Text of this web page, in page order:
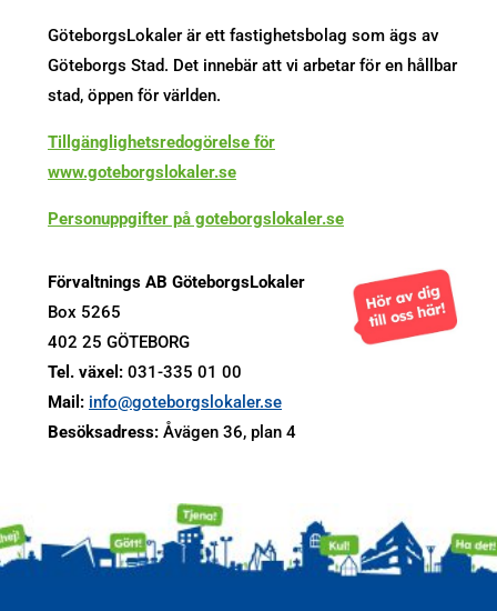
GöteborgsLokaler är ett fastighetsbolag som ägs av
Göteborgs Stad. Det innebär att vi arbetar för en hållbar
stad, öppen för världen.
Tillgänglighetsredogörelse för
www.goteborgslokaler.se
Personuppgifter på goteborgslokaler.se
Förvaltnings AB GöteborgsLokaler
Box 5265
402 25 GÖTEBORG
Tel. växel: 031-335 01 00
Mail: info@goteborgslokaler.se
Besöksadress: Åvägen 36, plan 4